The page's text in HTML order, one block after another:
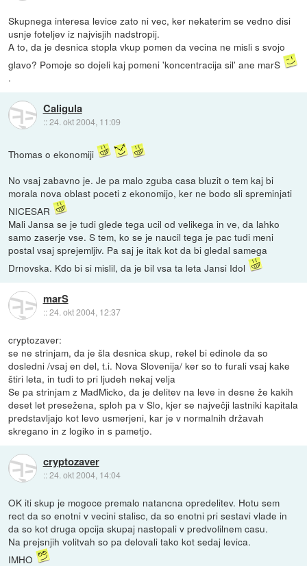
Skupnega interesa levice zato ni vec, ker nekaterim se vedno disi
usnje foteljev iz najvisjih nadstropij.
A to, da je desnica stopla vkup pomen da vecina ne misli s svojo
glavo? Pomoje so dojeli kaj pomeni 'koncentracija sil' ane marS
.
Caligula
::24. okt 2004, 11:09
Thomas o ekonomiji
No vsaj zabavno je. Je pa malo zguba casa bluzit o tem kaj bi
morala nova oblast poceti z ekonomijo, ker ne bodo sli spreminjati
NICESAR
Mali Jansa se je tudi glede tega ucil od velikega in ve, da lahko
samo zaserje vse. S tem, ko se je naucil tega je pac tudi meni
postal vsaj sprejemljiv. Pa saj je itak kot da bi gledal samega
Drnovska. Kdo bi si mislil, da je bil vsa ta leta Jansi Idol
marS
::24. okt 2004, 12:37
cryptozaver:
se ne strinjam, da je šla desnica skup, rekel bi edinole da so
dosledni /vsaj en del, t.i. Nova Slovenija/ ker so to furali vsaj kake
štiri leta, in tudi to pri ljudeh nekaj velja
Se pa strinjam z MadMicko, da je delitev na leve in desne že kakih
deset let presežena, sploh pa v Slo, kjer se največji lastniki kapitala
predstavljajo kot levo usmerjeni, kar je v normalnih državah
skregano in z logiko in s pametjo.
cryptozaver
::24. okt 2004, 14:04
OK iti skup je mogoce premalo natancna opredelitev. Hotu sem
rect da so enotni v vecini stalisc, da so enotni pri sestavi vlade in
da so kot druga opcija skupaj nastopali v predvolilnem casu.
Na prejsnjih volitvah so pa delovali tako kot sedaj levica.
IMHO